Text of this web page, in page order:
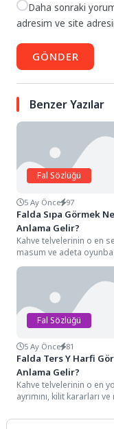
Daha sonraki
adresim ve site
GÖNDER
Benzer Yazılar
Fal Sözlüğü
5 Ay Önce 97
Falda Sıpa Görmek Ne
Anlama Gelir?
Kahve telvelerinin o en
masum ve adeta
enerjiyi fısıldayan
Fal Sözlüğü
5 Ay Önce 81
Falda Ters Y Harfi
Anlama Gelir?
Kahve telvelerinin o en
ayrımını, kilit kararları
simgeleyen...